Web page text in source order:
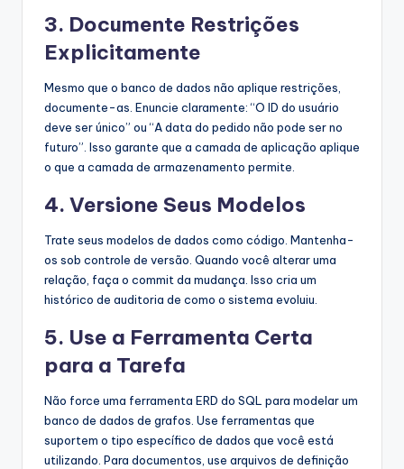
3. Documente Restrições
Explicitamente
Mesmo que o banco de dados não aplique restrições,
documente-as. Enuncie claramente: “O ID do usuário
deve ser único” ou “A data do pedido não pode ser no
futuro”. Isso garante que a camada de aplicação aplique
o que a camada de armazenamento permite.
4. Versione Seus Modelos
Trate seus modelos de dados como código. Mantenha-
os sob controle de versão. Quando você alterar uma
relação, faça o commit da mudança. Isso cria um
histórico de auditoria de como o sistema evoluiu.
5. Use a Ferramenta Certa
para a Tarefa
Não force uma ferramenta ERD do SQL para modelar um
banco de dados de grafos. Use ferramentas que
suportem o tipo específico de dados que você está
utilizando. Para documentos, use arquivos de definição